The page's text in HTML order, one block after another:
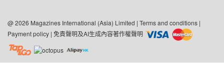
@ 2026 Magazines International (Asia) Limited | Terms and conditions |
Payment policy | 免責聲明及AI生成內容著作權聲明